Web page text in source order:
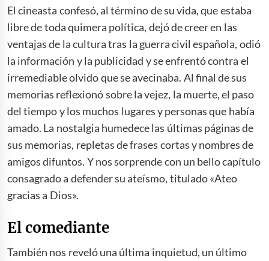
El cineasta confesó, al término de su vida, que estaba
libre de toda quimera política, dejó de creer en las
ventajas de la cultura tras la guerra civil española, odió
la información y la publicidad y se enfrentó contra el
irremediable olvido que se avecinaba. Al final de sus
memorias reflexionó sobre la vejez, la muerte, el paso
del tiempo y los muchos lugares y personas que había
amado. La nostalgia humedece las últimas páginas de
sus memorias, repletas de frases cortas y nombres de
amigos difuntos. Y nos sorprende con un bello capítulo
consagrado a defender su ateísmo, titulado «Ateo
gracias a Dios».
El comediante
También nos reveló una última inquietud, un último